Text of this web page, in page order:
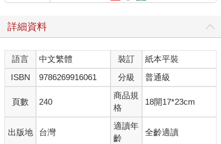
詳細資料
語言 中文繁體 裝訂
紙本平裝
ISBN
9786269916061 分級 普通級
頁數 240
商品規
格
18開17*23cm
出版地 台灣
適讀年
齡
全齡適讀